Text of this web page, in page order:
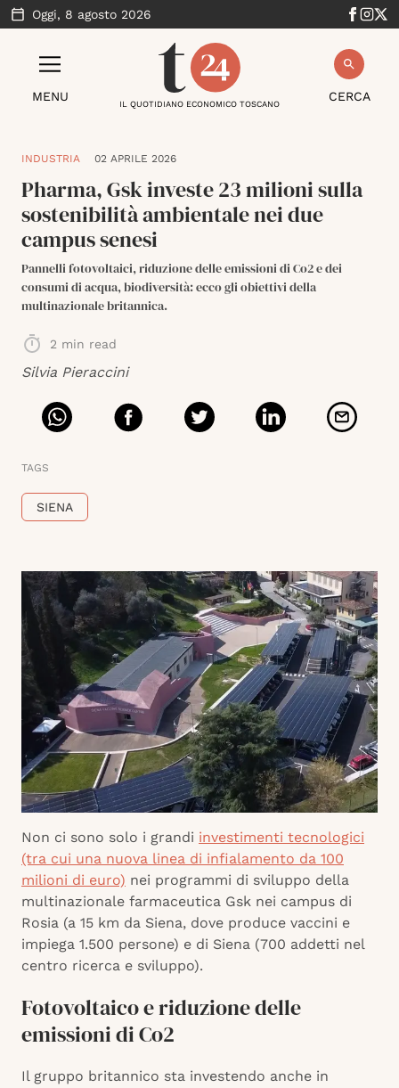
Oggi, 8 agosto 2026
MENU CERCA
IL QUOTIDIANO ECONOMICO TOSCANO
INDUSTRIA 02 APRILE 2026
Pharma, Gsk investe 23 milioni sulla
sostenibilità ambientale nei due
campus senesi
Pannelli fotovoltaici, riduzione delle emissioni di Co2 e dei
consumi di acqua, biodiversità: ecco gli obiettivi della
multinazionale britannica.
2 min read
Silvia Pieraccini
TAGS
SIENA
Non ci sono solo i grandi investimenti tecnologici
(tra cui una nuova linea di infialamento da 100
milioni di euro) nei programmi di sviluppo della
multinazionale farmaceutica Gsk nei campus di
Rosia (a 15 km da Siena, dove produce vaccini e
impiega 1.500 persone) e di Siena (700 addetti nel
centro ricerca e sviluppo).
Fotovoltaico e riduzione delle
emissioni di Co2
Il gruppo britannico sta investendo anche in